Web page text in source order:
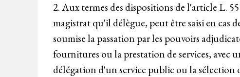
2. Aux termes des dispositions de l'article L.
magistrat qu'il délègue, peut être saisi en cas
soumise la passation par les pouvoirs
fournitures ou la prestation de services,
délégation d'un service public ou la